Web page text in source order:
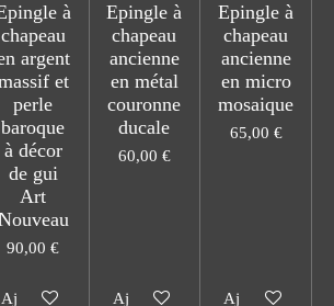
à
chapeau
argent
et
perle
baroque
à décor
de gui
Art
90,00 €
Ajouter au panier
Epingle à
chapeau
ancienne
en métal
couronne
ducale
60,00 €
Ajouter au panier
Epingle à
chapeau
ancienne
en micro
mosaique
65,00 €
Ajouter au